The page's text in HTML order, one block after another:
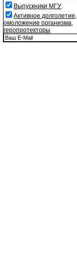
Выпускники МГУ
Активное долголетие,
омоложение организма,
геропротекторы